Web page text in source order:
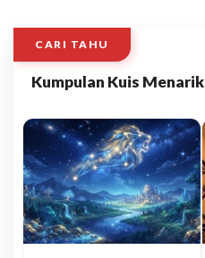
CARI TAHU
Kumpulan Kuis Menarik